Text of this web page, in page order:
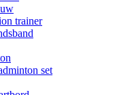
trainer
set